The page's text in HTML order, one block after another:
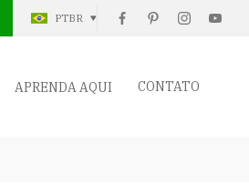
PTBR
APRENDA AQUI CONTATO